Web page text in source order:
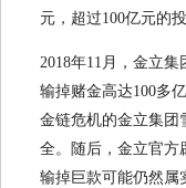
元，超过100亿元的
2018年11月，金立集
输掉赌金高达100多
金链危机的金立集团
全。随后，金立官方
输掉巨款可能仍然属